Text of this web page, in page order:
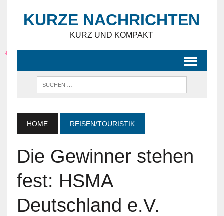
KURZE NACHRICHTEN
KURZ UND KOMPAKT
HOME REISEN/TOURISTIK
Die Gewinner stehen
fest: HSMA
Deutschland e.V.